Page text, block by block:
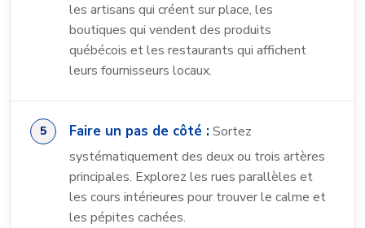
les artisans qui créent sur place, les
boutiques qui vendent des produits
québécois et les restaurants qui affichent
leurs fournisseurs locaux.
Faire un pas de côté :Sortez
systématiquement des deux ou trois artères
principales. Explorez les rues parallèles et
les cours intérieures pour trouver le calme et
les pépites cachées.